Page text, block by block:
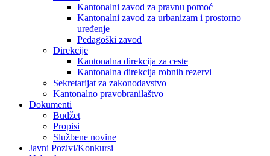
Kantonalni zavod za pravnu pomoć
Kantonalni zavod za urbanizam i prostorno
uređenje
Pedagoški zavod
Direkcije
Kantonalna direkcija za ceste
Kantonalna direkcija robnih rezervi
Sekretarijat za zakonodavstvo
Kantonalno pravobranilaštvo
Dokumenti
Budžet
Propisi
Službene novine
Javni Pozivi/Konkursi